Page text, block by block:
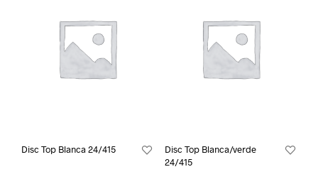
Disc Top Blanca 24/415
Disc Top Blanca/verde
24/415